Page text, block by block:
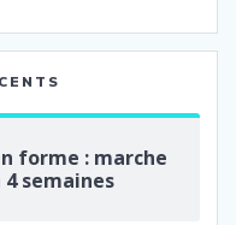
forme : marche
semaines